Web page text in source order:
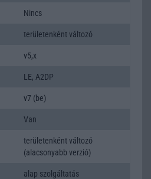
Nincs
területenként változó
v5,x
LE, A2DP
v7 (be)
Van
területenként változó
(alacsonyabb verzió)
alap szolgáltatás